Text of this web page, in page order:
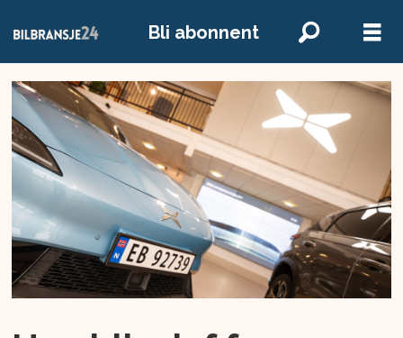
Bli abonnent